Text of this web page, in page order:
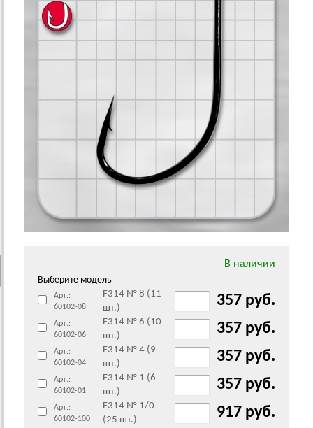
В наличии
Выберите модель
Арт.:
60102-08
F314 № 8 (11
шт.)
357 руб.
Арт.:
60102-06
F314 № 6 (10
шт.)
357 руб.
Арт.:
60102-04
F314 № 4 (9
шт.)
357 руб.
Арт.:
60102-01
F314 № 1 (6
шт.)
357 руб.
Арт.:
60102-100
F314 № 1/0
(25 шт.)
917 руб.